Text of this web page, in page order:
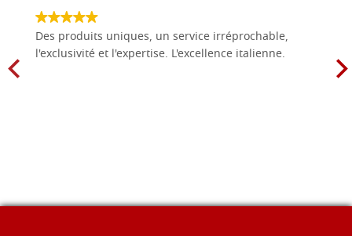
Des produits uniques, un service irréprochable,
l'exclusivité et l'expertise. L'excellence italienne.